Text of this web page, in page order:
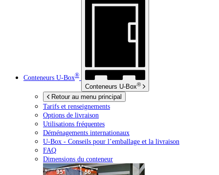
Conteneurs U-Box®
Conteneurs U-Box®
Retour au menu principal
Tarifs et renseignements
Options de livraison
Utilisations fréquentes
Déménagements internationaux
U-Box - Conseils pour l’emballage et la livraison
FAQ
Dimensions du conteneur